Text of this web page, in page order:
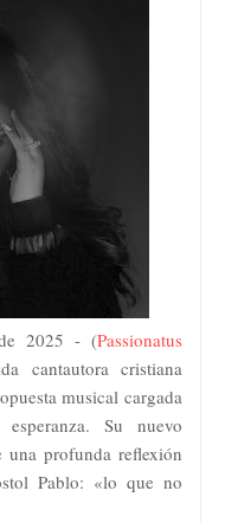
2025 - (Passionatus
cantautora cristiana
musical cargada
Su nuevo
profunda reflexión
Pablo: «lo que no